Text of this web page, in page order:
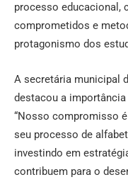
processo educacional,
comprometidos e
protagonismo dos
A secretária municipal
destacou a
“Nosso compromisso
seu processo de
investindo em
contribuem para o